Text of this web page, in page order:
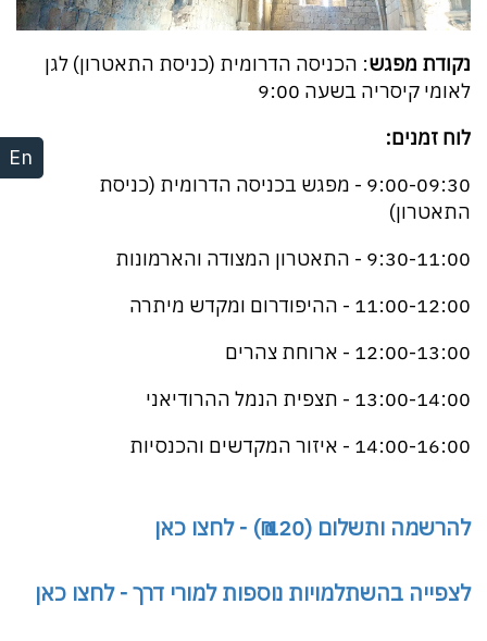
En
נקודת מפגש: הכניסה הדרומית (כניסת התאטרון) לגן
לאומי קיסריה בשעה 9:00
לוח זמנים:
9:00-09:30 - מפגש בכניסה הדרומית (כניסת
התאטרון)
9:30-11:00 - התאטרון המצודה והארמונות
11:00-12:00 - ההיפודרום ומקדש מיתרה
12:00-13:00 - ארוחת צהרים
13:00-14:00 - תצפית הנמל ההרודיאני
14:00-16:00 - איזור המקדשים והכנסיות
להרשמה ותשלום (120 ₪) - לחצו כאן
לצפייה בהשתלמויות נוספות למורי דרך - לחצו כאן